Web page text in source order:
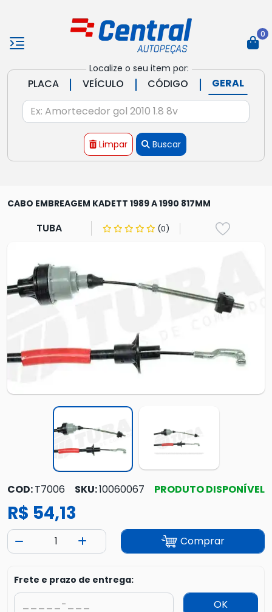
Localize o seu item por:
PLACA | VEÍCULO | CÓDIGO | GERAL
Limpar Buscar
0
CABO EMBREAGEM KADETT 1989 A 1990 817MM
TUBA (0)
COD:T7006 SKU:10060067 PRODUTO DISPONÍVEL
R$ 54,13
Comprar
Frete e prazo de entrega:
OK